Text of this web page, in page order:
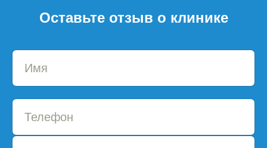
Оставьте отзыв о клинике